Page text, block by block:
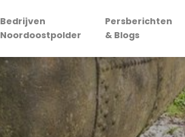
Bedrijven
Noordoostpolder
Persberichten
& Blogs